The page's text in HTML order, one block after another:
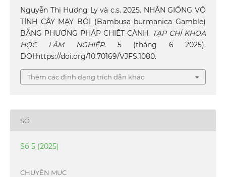
Nguyễn Thị Hương Ly và c.s. 2025. NHÂN GIỐNG VÔ
TÍNH CÂY MẠY BÓI (Bambusa burmanica Gamble)
BẰNG PHƯƠNG PHÁP CHIẾT CÀNH. TẠP CHÍ KHOA
HỌC LÂM NGHIỆP. 5 (tháng 6 2025).
DOI:https://doi.org/10.70169/VJFS.1080.
Thêm các định dạng trích dẫn khác
SỐ
Số 5 (2025)
CHUYÊN MỤC